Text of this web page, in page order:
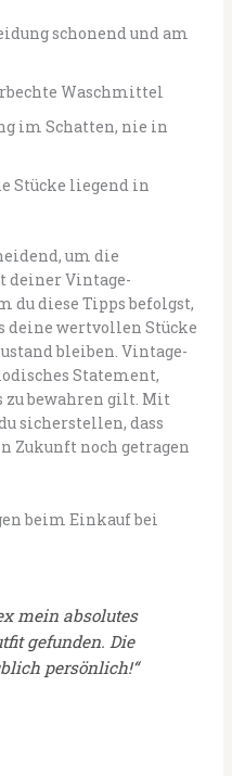
schonend und am
Waschmittel
im Schatten, nie in
Stücke liegend in
um die
deiner Vintage-
du diese Tipps befolgst,
deine wertvollen Stücke
bleiben. Vintage-
Statement,
zu bewahren gilt. Mit
sicherstellen, dass
Zukunft noch getragen
beim Einkauf bei
mein absolutes
gefunden. Die
persönlich!“